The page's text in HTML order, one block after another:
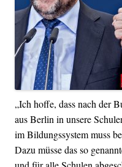
„Ich hoffe, dass nach der
aus Berlin in unsere
im Bildungssystem muss
Dazu müsse das so